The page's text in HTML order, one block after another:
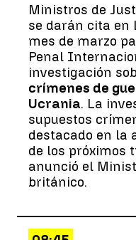
Ministros de
se darán cita en
mes de marzo
Penal
investigación
crímenes de
Ucrania. La
supuestos
destacado en la
de los próximos
anunció el
británico.